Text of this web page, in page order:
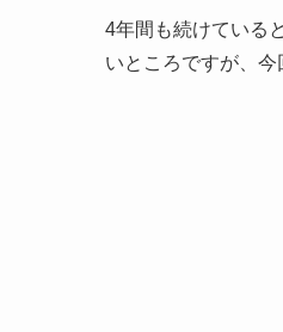
4年間も続けている
いところですが、今